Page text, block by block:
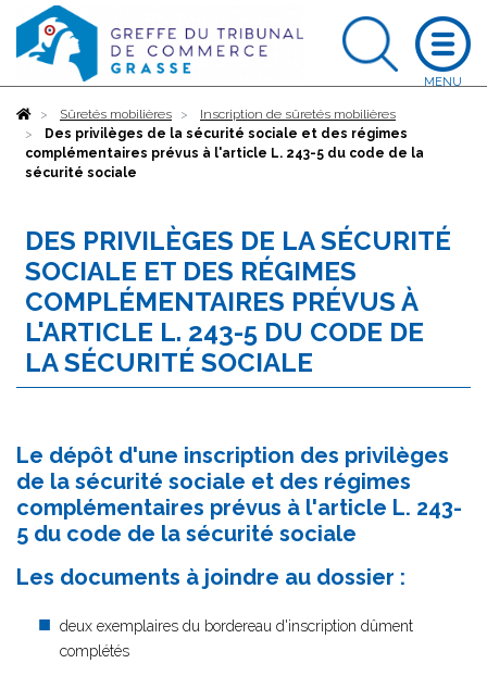
AccueilSûretés mobilières
Inscription de sûretés mobilières
Des privilèges de la sécurité sociale et des régimes
complémentaires prévus à l'article L. 243-5 du code de la
sécurité sociale
DES PRIVILÈGES DE LA SÉCURITÉ
SOCIALE ET DES RÉGIMES
COMPLÉMENTAIRES PRÉVUS À
L'ARTICLE L. 243-5 DU CODE DE
LA SÉCURITÉ SOCIALE
Le dépôt d'une inscription des privilèges
de la sécurité sociale et des régimes
complémentaires prévus à l'article L. 243-
5 du code de la sécurité sociale
Les documents à joindre au dossier :
deux exemplaires du bordereau d'inscription dûment
complétés